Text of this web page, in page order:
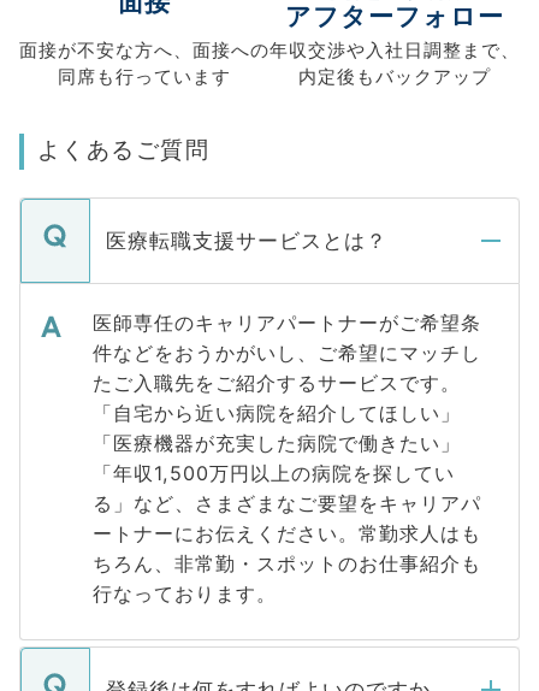
面接が不安な方へ、 面接への
同席も行っています
アフターフォロー
年収交渉や入社日調整まで、
内定後もバックアップ
よくあるご質問
医療転職支援サービスとは？
医師専任のキャリアパートナーがご希望条
件などをおうかがいし、ご希望にマッチし
たご入職先をご紹介するサービスです。
「自宅から近い病院を紹介してほしい」
「医療機器が充実した病院で働きたい」
「年収1,500万円以上の病院を探してい
る」など、さまざまなご要望をキャリアパ
ートナーにお伝えください。常勤求人はも
ちろん、非常勤・スポットのお仕事紹介も
行なっております。